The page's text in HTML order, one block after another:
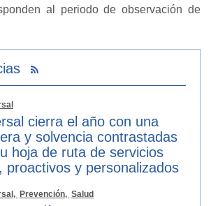
al periodo de observación de
cierra el año con una
y solvencia contrastadas
hoja de ruta de servicios
proactivos y personalizados
Prevención, Salud